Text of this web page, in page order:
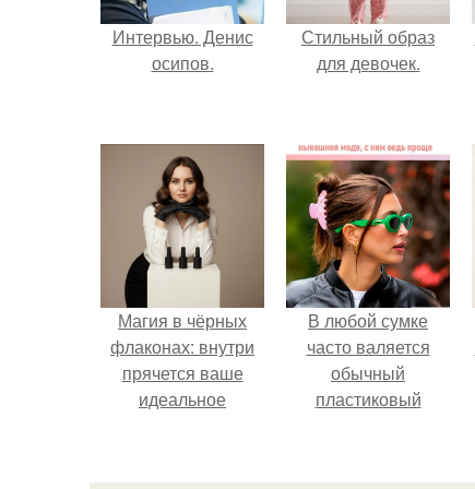
Интервью. Денис
осипов.
Стильный образ
для девочек.
Магия в чёрных
флаконах: внутри
прячется ваше
идеальное
В любой сумке
часто валяется
обычный
пластиковый